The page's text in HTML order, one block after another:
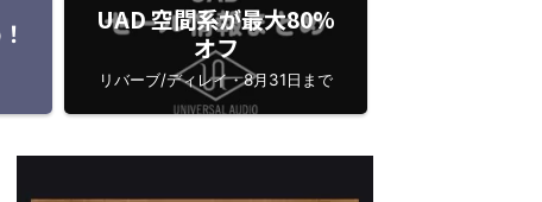
UAD 空間系が最大80%
オフ
リバーブ/ディレイ・8月31日まで